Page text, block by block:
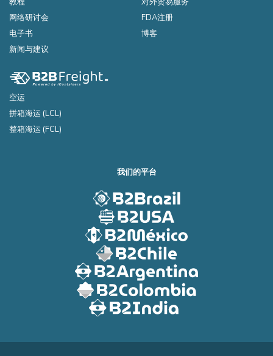
网络研讨会
电子书
新闻与建议
FDA注册
博客
空运
拼箱海运 (LCL)
整箱海运 (FCL)
我们的平台